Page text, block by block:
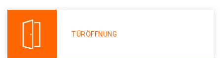
TÜRÖFFNUNG